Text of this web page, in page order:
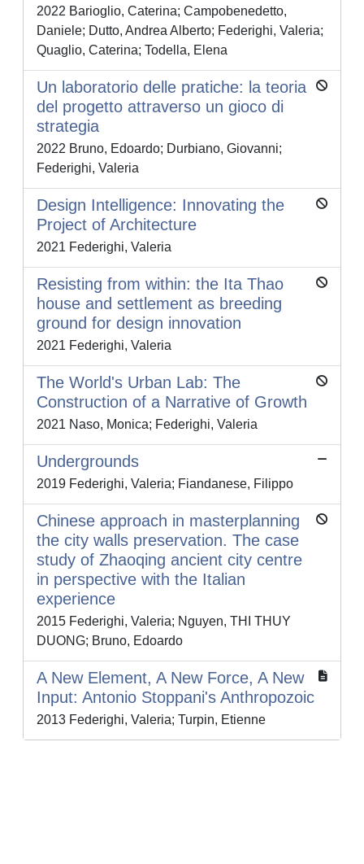
2022 Barioglio, Caterina; Campobenedetto,
Daniele; Dutto, Andrea Alberto; Federighi, Valeria;
Quaglio, Caterina; Todella, Elena
Un laboratorio delle pratiche: la teoria
del progetto attraverso un gioco di
strategia
2022 Bruno, Edoardo; Durbiano, Giovanni;
Federighi, Valeria
Design Intelligence: Innovating the
Project of Architecture
2021 Federighi, Valeria
Resisting from within: the Ita Thao
house and settlement as breeding
ground for design innovation
2021 Federighi, Valeria
The World's Urban Lab: The
Construction of a Narrative of Growth
2021 Naso, Monica; Federighi, Valeria
Undergrounds
2019 Federighi, Valeria; Fiandanese, Filippo
Chinese approach in masterplanning
the city walls preservation. The case
study of Zhaoqing ancient city centre
in perspective with the Italian
experience
2015 Federighi, Valeria; Nguyen, THI THUY
DUONG; Bruno, Edoardo
A New Element, A New Force, A New
Input: Antonio Stoppani's Anthropozoic
2013 Federighi, Valeria; Turpin, Etienne